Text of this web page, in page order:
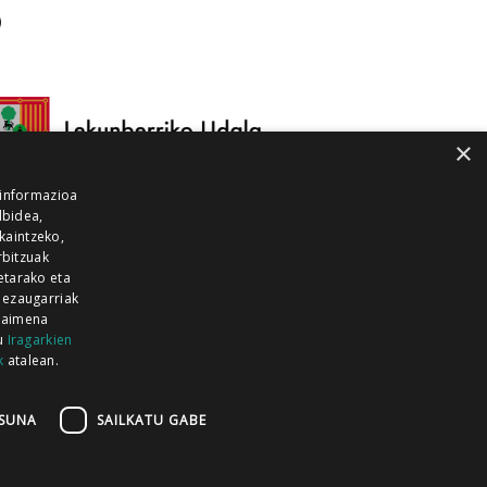
GUKA
GUKA
ZUMAIA GUKA
×
eta
Iragarkien
atalean.
SAILKATU GABE